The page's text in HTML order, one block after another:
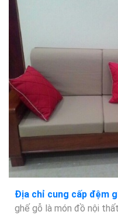
Địa chỉ cung cấp đệm
ghế gỗ là món đồ nội